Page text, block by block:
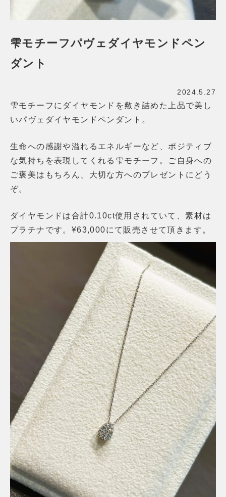
雫モチーフパヴェダイヤモンドペン
ダント
2024.5.27
雫モチーフにダイヤモンドを敷き詰めた上品で美し
いパヴェダイヤモンドペンダント。
生命への感謝や溢れるエネルギーなど、ポジティブ
な気持ちを表現してくれる雫モチーフ。ご自身への
ご褒美はもちろん、大切な方へのプレゼントにどう
ぞ。
ダイヤモンドは合計0.10ct使用されていて、素材は
プラチナです。¥63,000にて販売させて頂きます。